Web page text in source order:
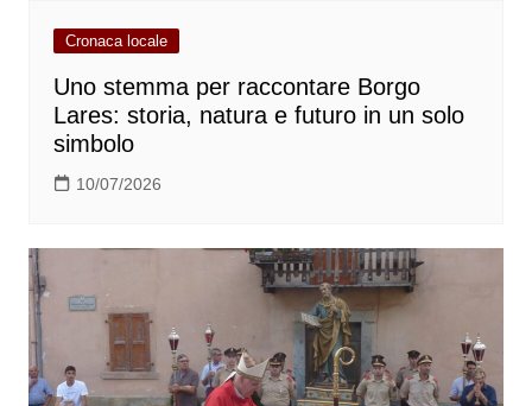
Cronaca locale
Uno stemma per raccontare Borgo
Lares: storia, natura e futuro in un solo
simbolo
10/07/2026